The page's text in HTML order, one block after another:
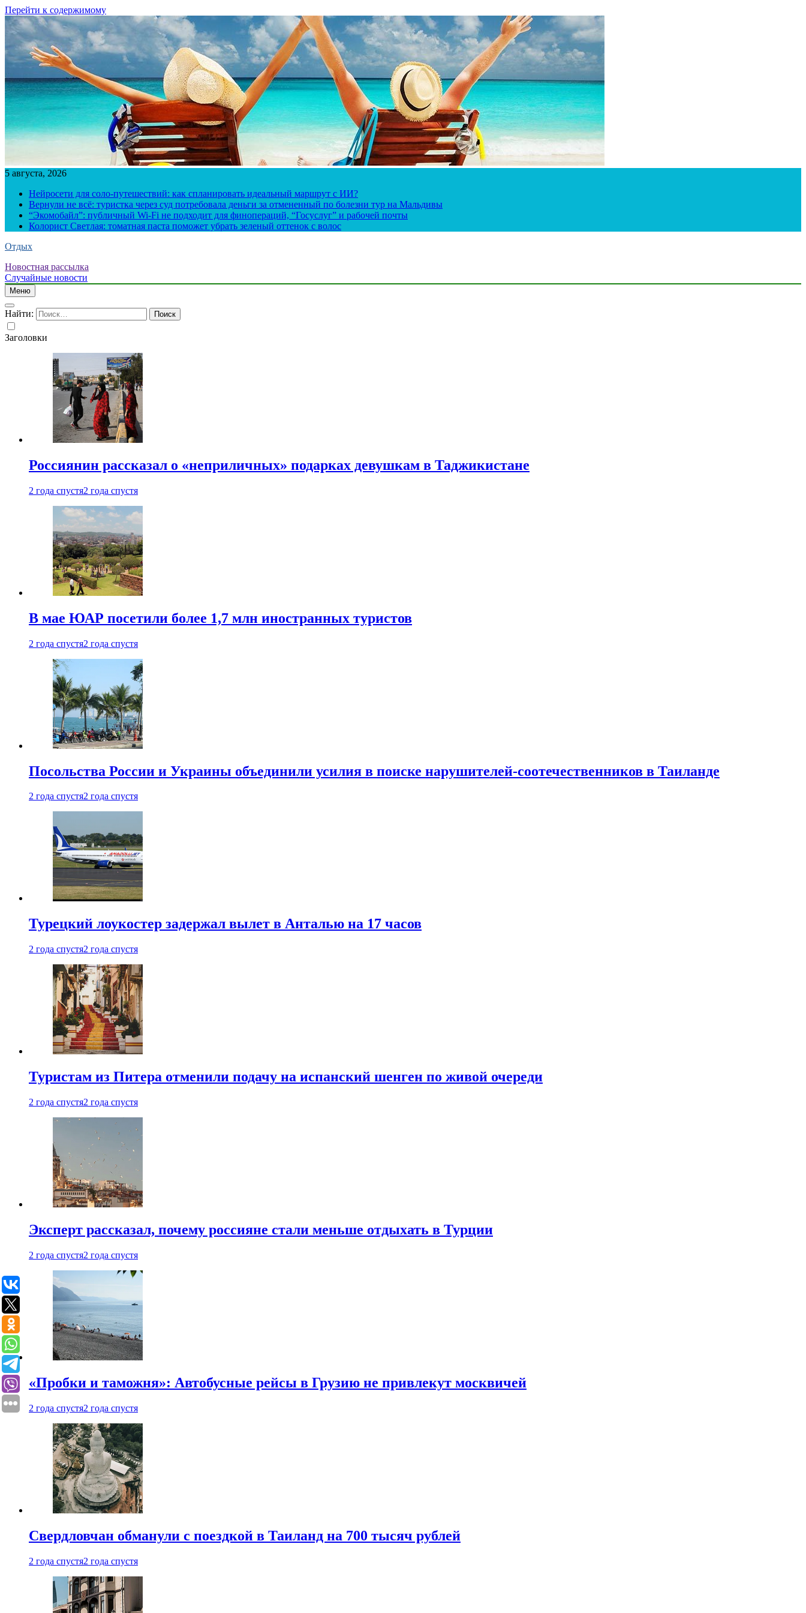
Перейти к содержимому
5 августа, 2026
Нейросети для соло-путешествий: как спланировать идеальный маршрут с ИИ?
Вернули не всё: туристка через суд потребовала деньги за отмененный по болезни тур на Мальдивы
“Экомобайл”: публичный Wi-Fi не подходит для финопераций, “Госуслуг” и рабочей почты
Колорист Светлая: томатная паста поможет убрать зеленый оттенок с волос
Отдых
Новостная рассылка
Случайные новости
Меню
Найти:
Заголовки
Россиянин рассказал о «неприличных» подарках девушкам в Таджикистане
2 года спустя2 года спустя
В мае ЮАР посетили более 1,7 млн иностранных туристов
2 года спустя2 года спустя
Посольства России и Украины объединили усилия в поиске нарушителей-соотечественников в Таиланде
2 года спустя2 года спустя
Турецкий лоукостер задержал вылет в Анталью на 17 часов
2 года спустя2 года спустя
Туристам из Питера отменили подачу на испанский шенген по живой очереди
2 года спустя2 года спустя
Эксперт рассказал, почему россияне стали меньше отдыхать в Турции
2 года спустя2 года спустя
«Пробки и таможня»: Автобусные рейсы в Грузию не привлекут москвичей
2 года спустя2 года спустя
Свердловчан обманули с поездкой в Таиланд на 700 тысяч рублей
2 года спустя2 года спустя